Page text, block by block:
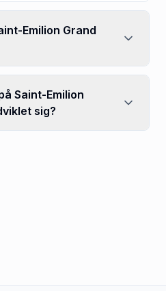
Emilion Grand
Saint-Emilion
sig?